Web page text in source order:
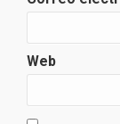
Web